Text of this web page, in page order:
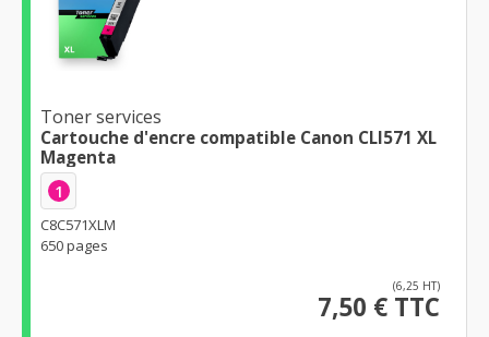
Toner services
Cartouche d'encre compatible Canon CLI571 XL
Magenta
1
C8C571XLM
650 pages
(6,25 HT)
7,50 € TTC